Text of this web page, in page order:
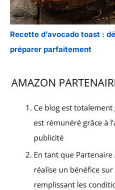
Recette d’avocado toast :
préparer parfaitement